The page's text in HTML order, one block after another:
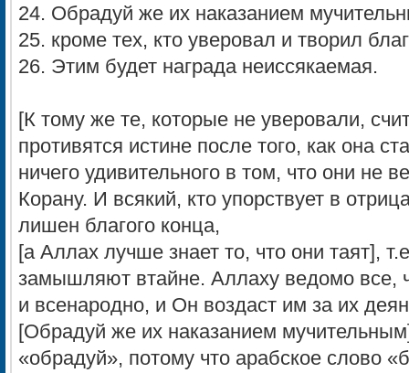
24. Обрадуй же их наказанием
25. кроме тех, кто уверовал и творил
26. Этим будет награда неиссякаемая.
[К тому же те, которые не уверовали,
противятся истине после того, как она
ничего удивительного в том, что они не
Корану. И всякий, кто упорствует в
лишен благого конца,
[а Аллах лучше знает то, что они таят],
замышляют втайне. Аллаху ведомо все,
и всенародно, и Он воздаст им за их
[Обрадуй же их наказанием
«обрадуй», потому что арабское слово